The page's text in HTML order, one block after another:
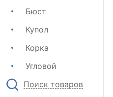
Бюст
Купол
Корка
Угловой
Поиск товаров